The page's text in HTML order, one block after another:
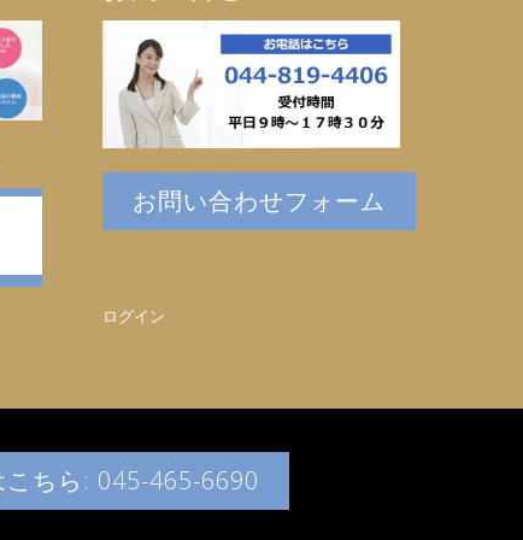
お問い合わせフォーム
ログイン
こちら: 045-465-6690